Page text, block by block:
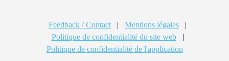
Feedback / Contact | Mentions légales
|
Politique de confidentialité du site web
|
Politique de confidentialité de l'application